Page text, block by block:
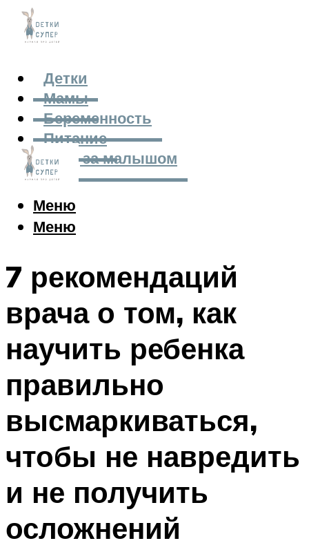
Детки
Мамы
Беременность
Питание
Уход за малышом
Меню
Меню
7 рекомендаций
врача о том, как
научить ребенка
правильно
высмаркиваться,
чтобы не навредить
и не получить
осложнений